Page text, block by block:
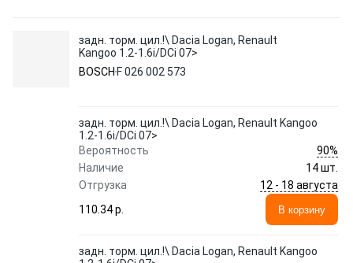
задн. торм. цил.!\ Dacia Logan, Renault
Kangoo 1.2-1.6i/DCi 07>
BOSCH F 026 002 573
задн. торм. цил.!\ Dacia Logan, Renault Kangoo
1.2-1.6i/DCi 07>
Вероятность
90%
Наличие
14 шт.
Отгрузка
12 - 18 августа
110.34 p.
В корзину
задн. торм. цил.!\ Dacia Logan, Renault Kangoo